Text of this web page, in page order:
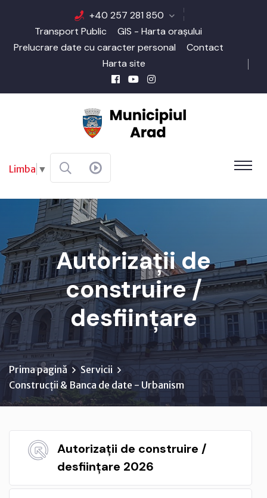
+40 257 281 850
Transport Public
GIS - Harta orașului
Prelucrare date cu caracter personal
Contact
Harta site
Limba ▼
Autorizații de
construire /
desființare
Prima pagină
Servicii
Construcții & Banca de date - Urbanism
Autorizații de construire /
desființare 2026